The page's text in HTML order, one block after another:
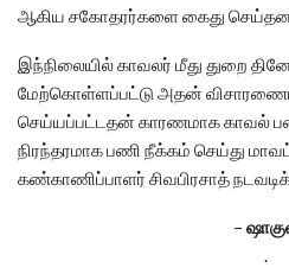
ஆகிய சகோதரர்களை கைது
இந்நிலையில் காவலர் மீது துறை
மேற்கொள்ளப்பட்டு அதன்
செய்யப்பட்டதன் காரணமாக காவல்
நிரந்தரமாக பணி நீக்கம் செய்து
கண்காணிப்பாளர் சிவபிரசாத்
–
.